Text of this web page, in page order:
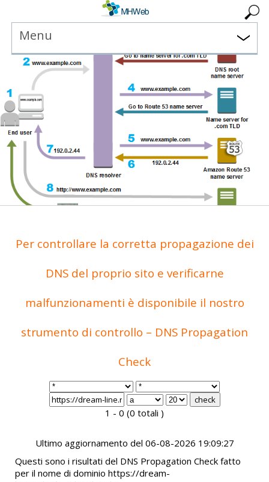
Menu
Per controllare la corretta propagazione dei
DNS del proprio sito e verificarne
malfunzionamenti è disponibile il nostro
strumento di controllo – DNS Propagation
Check
1 - 0 (0 totali )
Ultimo aggiornamento del 06-08-2026 19:09:27
Questi sono i risultati del DNS Propagation Check fatto
per il nome di dominio https://dream-